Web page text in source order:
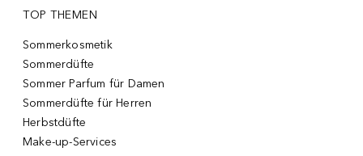
TOP THEMEN
Sommerkosmetik
Sommerdüfte
Sommer Parfum für Damen
Sommerdüfte für Herren
Herbstdüfte
Make-up-Services